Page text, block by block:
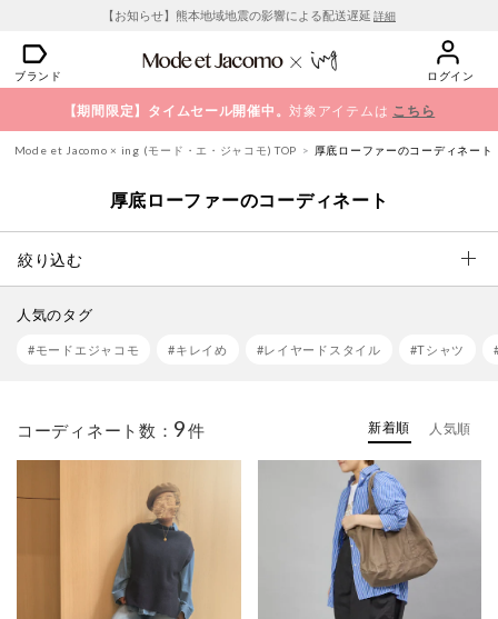
【お知らせ】熊本地域地震の影響による配送遅延 詳細
ブランド ログイン
【期間限定】タイムセール開催中。対象アイテムは こちら
Mode et Jacomo × ing (モード・エ・ジャコモ) TOP 厚底ローファーのコーディネート
厚底ローファーのコーディネート
絞り込む
人気のタグ
#モードエジャコモ #キレイめ #レイヤードスタイル #Tシャツ
コーディネート数： 9件 新着順 人気順